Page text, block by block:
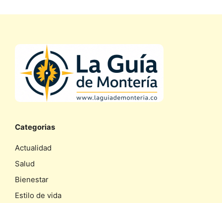
Categorias
Actualidad
Salud
Bienestar
Estilo de vida